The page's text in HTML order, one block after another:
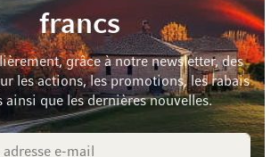
francs
grâce à notre newsletter, des
les actions, les promotions, les rabais
ainsi que les dernières nouvelles.